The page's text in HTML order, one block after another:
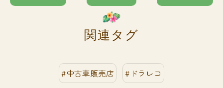
関連タグ
#中古車販売店 #ドラレコ